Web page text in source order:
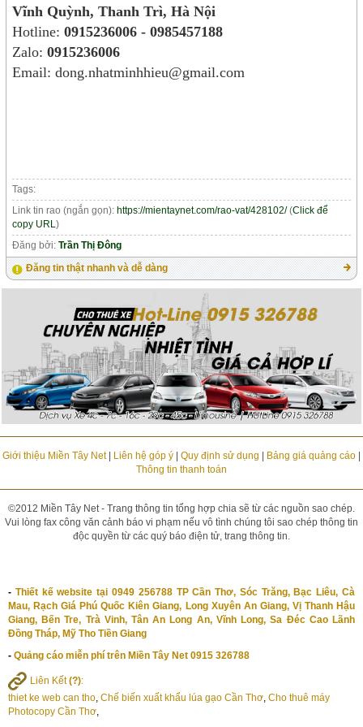
Vĩnh Quỳnh, Thanh Trì, Hà Nội
Hotline:0915236006 - 0985457188
Zalo:0915236006
Email: dong.nhatminhhieu@gmail.com
Tags:
Link tin rao (ngắn gọn): https://mientaynet.com/rao-vat/428102/(Click để
copy URL)
Đăng bởi:Trần Thị Đông
Đăng tin thật nhanh và dễ dàng
Giới thiệu Miền Tây Net| Liên hệ góp ý| Quy định sử dụng Bảng giá quảng cáo|
Thông tin thanh toán
©2012 Miền Tây Net - Trang thông tin tổng hợp chia sẽ từ các nguồn sao chép.
Vui lòng fax công văn cảnh báo vi phạm nếu vô tình chúng tôi sao chép thông tin
độc quyền từ các quý báo điện tử, trang thông tin.
- Thiết kế website tại 0949 256788 TP Cần Thơ, Sóc Trăng, Bạc Liêu, Cà
Mau, Rạch Giá Phú Quốc Kiên Giang, Long Xuyên An Giang, Vị Thanh Hậu
Giang, Bến Tre, Trà Vinh, Tân An Long An, Vĩnh Long, Sa Đéc Cao Lãnh
Đồng Tháp, Mỹ Tho Tiền Giang
- Quảng cáo miễn phí trên Miền Tây Net 0915 326788
Liên Kết(?):
thiet ke web can tho, Chế biến xuất khẩu lúa gạo Cần Thơ, Cho thuê máy
Photocopy Cần Thơ,